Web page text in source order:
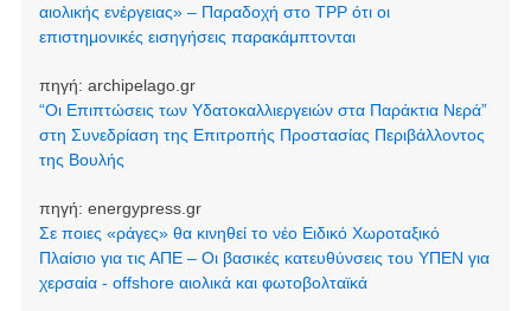
αιολικής ενέργειας» – Παραδοχή στο TPP ότι οι
επιστημονικές εισηγήσεις παρακάμπτονται
πηγή: archipelago.gr
“Οι Επιπτώσεις των Υδατοκαλλιεργειών στα Παράκτια Νερά”
στη Συνεδρίαση της Επιτροπής Προστασίας Περιβάλλοντος
της Βουλής
πηγή: energypress.gr
Σε ποιες «ράγες» θα κινηθεί το νέο Ειδικό Χωροταξικό
Πλαίσιο για τις ΑΠΕ – Οι βασικές κατευθύνσεις του ΥΠΕΝ για
χερσαία - offshore αιολικά και φωτοβολταϊκά